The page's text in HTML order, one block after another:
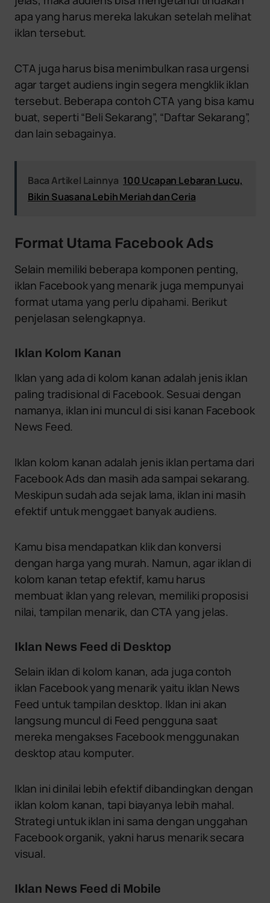
apa yang harus mereka lakukan setelah melihat
iklan tersebut.
CTA juga harus bisa menimbulkan rasa urgensi
agar target audiens ingin segera mengklik iklan
tersebut. Beberapa contoh CTA yang bisa kamu
buat, seperti “Beli Sekarang”, “Daftar Sekarang”,
dan lain sebagainya.
Baca Artikel Lainnya 100 Ucapan Lebaran Lucu,
Bikin Suasana Lebih Meriah dan Ceria
Format Utama Facebook Ads
Selain memiliki beberapa komponen penting,
iklan Facebook yang menarik juga mempunyai
format utama yang perlu dipahami. Berikut
penjelasan selengkapnya.
Iklan Kolom Kanan
Iklan yang ada di kolom kanan adalah jenis iklan
paling tradisional di Facebook. Sesuai dengan
namanya, iklan ini muncul di sisi kanan Facebook
News Feed.
Iklan kolom kanan adalah jenis iklan pertama dari
Facebook Ads dan masih ada sampai sekarang.
Meskipun sudah ada sejak lama, iklan ini masih
efektif untuk menggaet banyak audiens.
Kamu bisa mendapatkan klik dan konversi
dengan harga yang murah. Namun, agar iklan di
kolom kanan tetap efektif, kamu harus
membuat iklan yang relevan, memiliki proposisi
nilai, tampilan menarik, dan CTA yang jelas.
Iklan News Feed di Desktop
Selain iklan di kolom kanan, ada juga contoh
iklan Facebook yang menarik yaitu iklan News
Feed untuk tampilan desktop. Iklan ini akan
langsung muncul di Feed pengguna saat
mereka mengakses Facebook menggunakan
desktop atau komputer.
Iklan ini dinilai lebih efektif dibandingkan dengan
iklan kolom kanan, tapi biayanya lebih mahal.
Strategi untuk iklan ini sama dengan unggahan
Facebook organik, yakni harus menarik secara
visual.
Iklan News Feed di Mobile